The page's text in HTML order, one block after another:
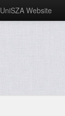
UniSZA Website